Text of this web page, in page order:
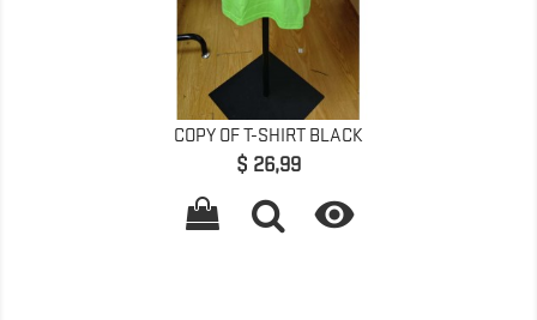
COPY OF T-SHIRT BLACK
Preço
$ 26,99
